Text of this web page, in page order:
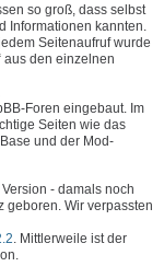
so groß, dass selbst
Informationen kannten.
Seitenaufruf wurde
aus den einzelnen
Foren eingebaut. Im
Seiten wie das
und der Mod-
- damals noch
geboren. Wir verpassten
. Mittlerweile ist der